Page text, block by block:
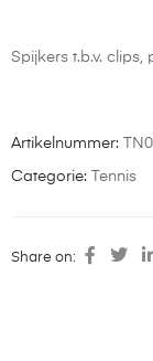
Spijkers t.b.v. clips,
Artikelnummer:
Categorie: Tennis
Share on: